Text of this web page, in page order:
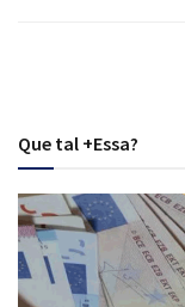
Que tal +Essa?